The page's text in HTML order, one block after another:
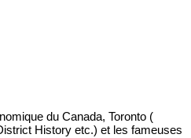
du Canada, Toronto (
History etc.) et les fameuses